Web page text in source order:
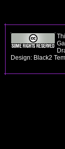
Design: Black2